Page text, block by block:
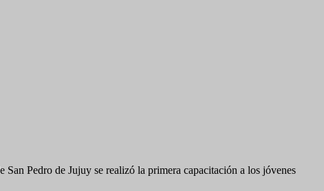
Pedro de Jujuy se realizó la primera capacitación a los jóvenes